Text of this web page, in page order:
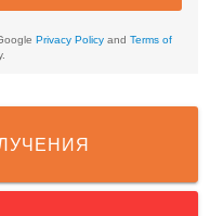
Privacy Policy and Terms of